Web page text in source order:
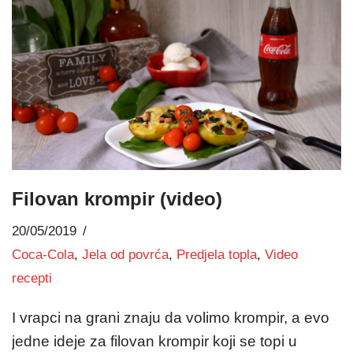
Filovan krompir (video)
20/05/2019
Coca-Cola, Jela od povrća, Predjela topla, Video
recepti
I vrapci na grani znaju da volimo krompir, a evo
jedne ideje za filovan krompir koji se topi u